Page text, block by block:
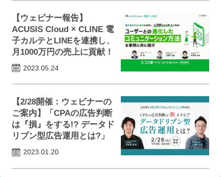
【ウェビナー報告】
ACUSIS Cloud × CLINE 電
子カルテとLINEを連携し、
月1000万円の売上に貢献！
2023.05.24
【2/28開催：ウェビナーの
ご案内】「CPAの広告判断
は『損』をする!? データド
リブン型広告運用とは?」
2023.01.20